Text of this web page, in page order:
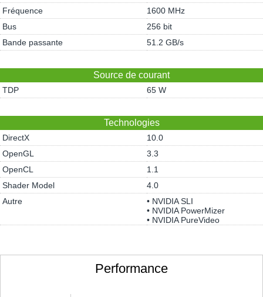
Fréquence
1600 MHz
Bus
256 bit
Bande passante
51.2 GB/s
Source de courant
TDP 65 W
Technologies
DirectX
10.0
OpenGL
3.3
OpenCL
1.1
Shader Model
4.0
Autre
• NVIDIA SLI
• NVIDIA PowerMizer
• NVIDIA PureVideo
Performance